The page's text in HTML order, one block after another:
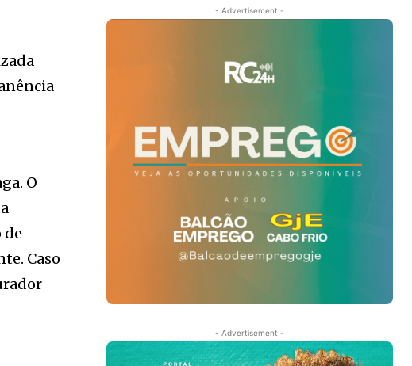
O
de
Caso
- Advertisement -
- Advertisement -